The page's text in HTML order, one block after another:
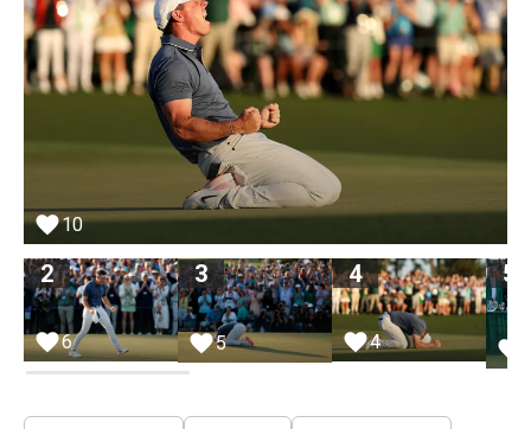
10
2
6
3
5
4
4
5